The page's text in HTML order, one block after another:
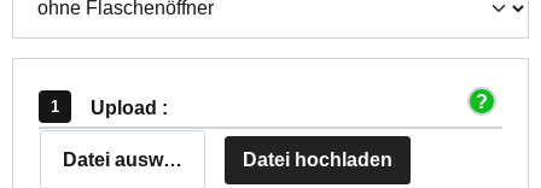
Upload :
Datei auswählen Datei hochladen